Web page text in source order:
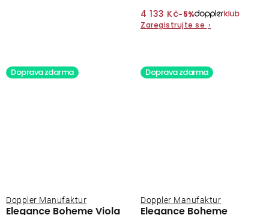
4 133 Kč−5%
Zaregistrujte se ›
Doprava zdarma
Elegance Boheme Viola
Doppler Manufaktur
Doprava zdarma
Elegance Boheme
Doppler Manufaktur